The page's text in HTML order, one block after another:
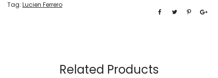
Tag: Lucien Ferrero
Related Products